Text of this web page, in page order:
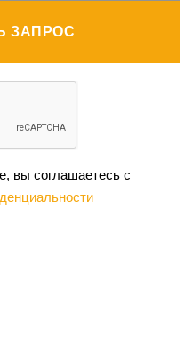
ЗАПРОС
вы соглашаетесь с